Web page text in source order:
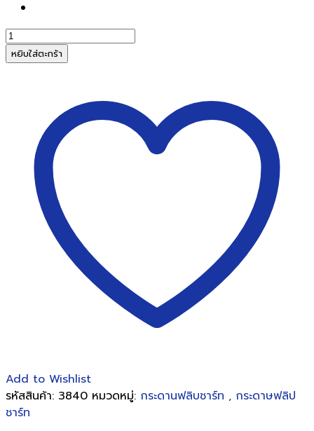
จำนวน
QUARTETกระ
ดาน
(100*68.5ซม.)
Flipchart
หยิบใส่ตะกร้า
Add to Wishlist
รหัสสินค้า: 3840 หมวดหมู่: กระดานฟลิบชาร์ท , กระดาษฟลิป
ชาร์ท